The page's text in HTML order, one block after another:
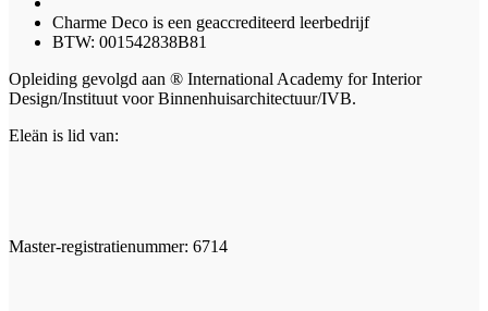
Charme Deco is een geaccrediteerd leerbedrijf
BTW: 001542838B81
Opleiding gevolgd aan ® International Academy for Interior
Design/Instituut voor Binnenhuisarchitectuur/IVB.
Eleän is lid van:
Master-registratienummer: 6714